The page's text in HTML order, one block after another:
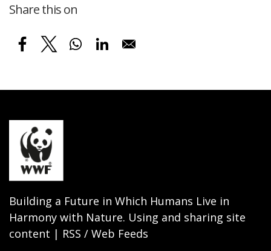
Share this on
Building a Future in Which Humans Live in
Harmony with Nature. Using and sharing site
content | RSS / Web Feeds